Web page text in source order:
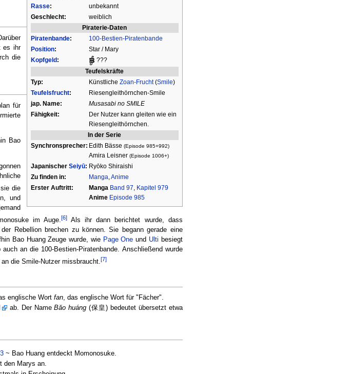
Rasse:
unbekannt
Geschlecht:
weiblich
Piraterie-Daten
Piratenbande:
100-Bestien-Piratenbande
Position:
Star / Mary
Kopfgeld:
???
Teufelskräfte
Typ:
Künstliche Zoan-Frucht(Smile)
Teufelsfrucht:
Riesengleithörnchen-Smile
jap. Name:
Musasabi no SMILE
Fähigkeit:
Der Nutzer kann gleiten wie ein
Riesengleithörnchen.
In der Serie
Synchronsprecher: Edith Bässe (Episode 985+992)
Amira Leisner (Episode 1006+)
Japanischer Seiyū: Ryōko Shiraishi
Zu finden in:
Manga Anime
Erster Auftritt:
Manga Band 97 Kapitel 979
Anime Episode 985
es ihr
die
für
Bao
die
und
im Auge.[6]Als ihr dann berichtet wurde, dass
Rebellion brechen zu können. Sie begann gerade eine
Bao Huang Zeuge wurde, wie Page One und Ulti besiegt
an die 100-Bestien-Piratenbande. Anschließend wurde
an die Smile-Nutzer missbraucht.[7]
englische Wort fan, das englische Wort für "Fächer".
ab. Der NameBăo huáng (保皇) bedeutet übersetzt etwa
~ Bao Huang entdeckt Momonosuke.
den Marys an.